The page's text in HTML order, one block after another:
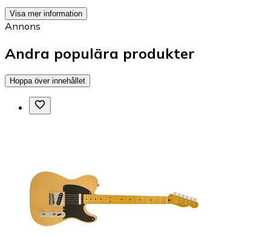
Visa mer information
Annons
Andra populära produkter
Hoppa över innehållet